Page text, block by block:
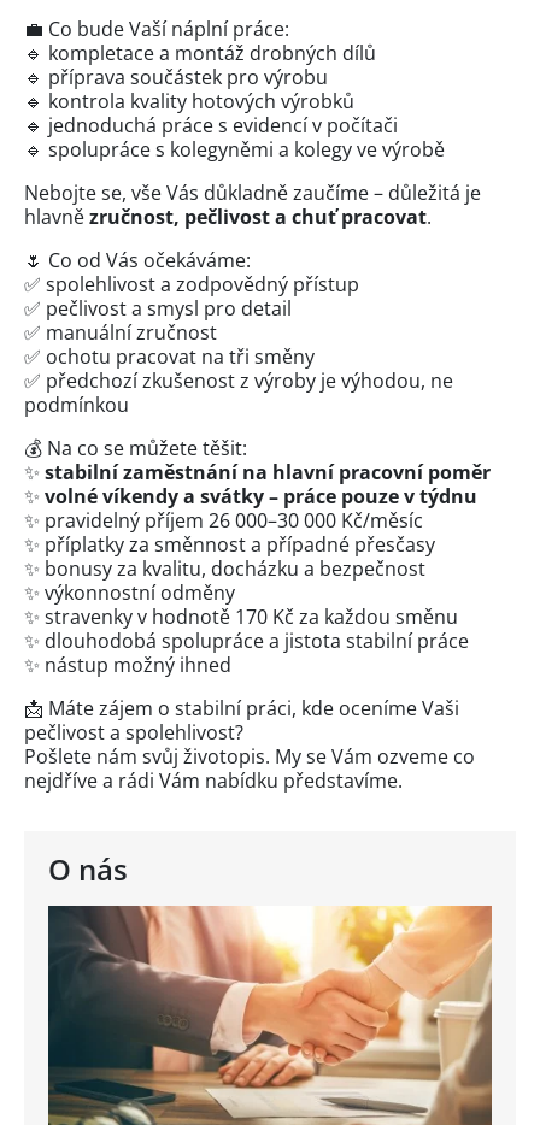
O nás
💼 Co bude Vaší náplní práce:
🔹 kompletace a montáž drobných dílů
🔹 příprava součástek pro výrobu
🔹 kontrola kvality hotových výrobků
🔹 jednoduchá práce s evidencí v počítači
🔹 spolupráce s kolegyněmi a kolegy ve výrobě
Nebojte se, vše Vás důkladně zaučíme – důležitá je
hlavnězručnost, pečlivost a chuť pracovat.
🌷 Co od Vás očekáváme:
✅ spolehlivost a zodpovědný přístup
✅ pečlivost a smysl pro detail
✅ manuální zručnost
✅ ochotu pracovat na tři směny
✅ předchozí zkušenost z výroby je výhodou, ne
podmínkou
💰 Na co se můžete těšit:
✨ stabilní zaměstnání na hlavní pracovní poměr
✨ volné víkendy a svátky – práce pouze v týdnu
✨ pravidelný příjem 26 000–30 000 Kč/měsíc
✨ příplatky za směnnost a případné přesčasy
✨ bonusy za kvalitu, docházku a bezpečnost
✨ výkonnostní odměny
✨ stravenky v hodnotě 170 Kč za každou směnu
✨ dlouhodobá spolupráce a jistota stabilní práce
✨ nástup možný ihned
📩 Máte zájem o stabilní práci, kde oceníme Vaši
pečlivost a spolehlivost?
Pošlete nám svůj životopis. My se Vám ozveme co
nejdříve a rádi Vám nabídku představíme.